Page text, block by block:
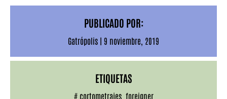
PUBLICADO POR:
Gatrópolis | 9 noviembre, 2019
ETIQUETAS
# cortometrajes, foreigner